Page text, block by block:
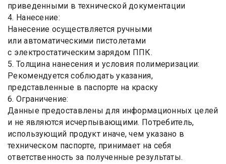
приведенными в технической документации
4. Нанесение:
Нанесение осуществляется ручными
или автоматическими пистолетами
с электростатическим зарядом ППК.
5. Толщина нанесения и условия полимеризации:
Рекомендуется соблюдать указания,
представленные в паспорте на краску
6. Ограничение:
Данные предоставлены для информационных целей
и не являются исчерпывающими. Потребитель,
использующий продукт иначе, чем указано в
техническом паспорте, принимает на себя
ответственность за полученные результаты.